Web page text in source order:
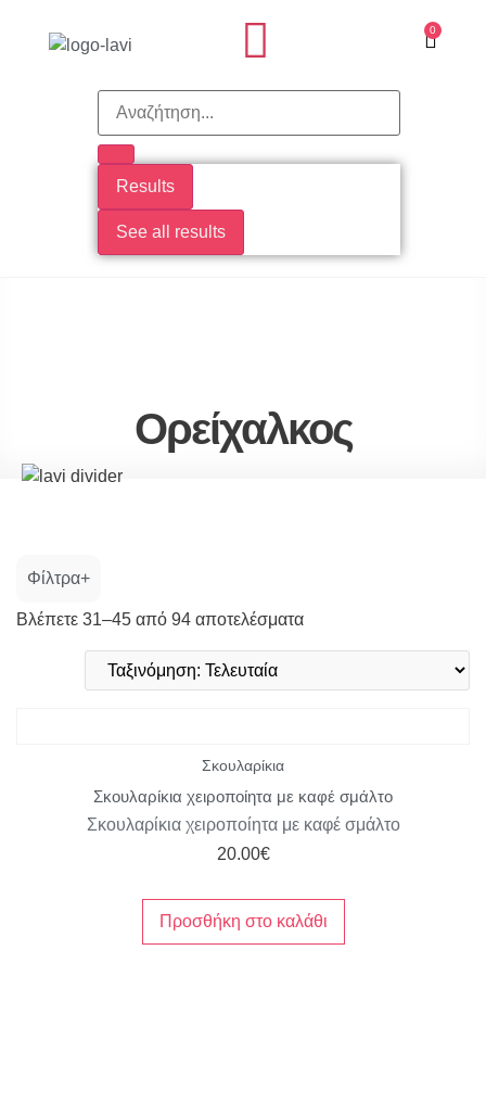
0
Results
See all results
Ορείχαλκος
Φίλτρα
Κατηγορία
Βλέπετε 31–45 από 94 αποτελέσματα
Σκουλαρίκια
Σκουλαρίκια χειροποίητα με καφέ σμάλτο
Σκουλαρίκια χειροποίητα με καφέ σμάλτο
20.00€
Προσθήκη στο καλάθι